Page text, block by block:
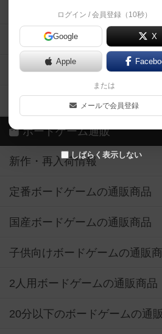
ログイン / 会員登録（10秒）
Google X
Apple
または
メールで会員登録
しばらく表示しない
掲示板・トピックス
ボドとも・会員一覧
ボードゲーム業界コラム
ボドゲーマご利用案内
ボードゲーム通販
新作・再入荷情報
定番ボードゲームの通販商品
国産ボードゲームの通販商品
子供向けボードゲームの通販
2人用ボードゲームの通販商品
20分以下のボードゲームの通